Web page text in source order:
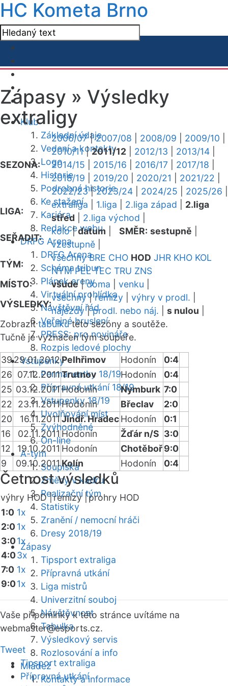
HC Kometa Brno
Klub
Základní údaje
Vedení a kontakty
Logo
Historie
Podrobná historie
Ke stažení
Kariéra
Redakce webu
DRFG Arena
DRFG Arena
Schéma tribun
Plánek areny
Virtuální prohlídka
Návštěvní řád
Veřejné bruslení
PRESS: pro novináře
Rozpis ledové plochy
Vstupenky
Permanentky 18/19
Přípravná utkání 18/19
Vstupenky 18/19
Uvolňování míst
Zvýhodněné
On-line
A-tým
Soupiska
Změny v kádru
Realizační tým
Statistiky
Zranění / nemocní hráči
Dresy 2018/19
Zápasy
Tipsport extraliga
Přípravná utkání
Liga mistrů
Univerzitní souboj
Návštěvnost
Tabulka
Výsledkový servis
Rozlosování a info
Mládež
Kontakty a informace
Zápasy » Výsledky
extraligy
SEZONA:
2006/07|2007/08 2008/09 2009/10
2010/11|2011/12 2012/13 2013/14
2014/15
2015/16 2016/17 2017/18
2018/19
2019/20 2020/21 2021/22
2022/23|2023/24 2024/25 2025/26
LIGA:
extraliga 1.liga 2.liga západ
2.liga
střed
2.liga východ
SEŘADIT:
kolo|datum SMĚR: sestupně
vzestupně
TÝM:
všechny BRE CHO HOD JHR KHO KOL
NYM PEL TEC TRU ZNS
MÍSTO:
všude|doma venku
VÝSLEDKY:
všechny|remízy výhry v prodl.
nájezdy|prodl. nebo náj. s nulou
Zobrazittabulkutéto sezóny a soutěže.
Tučně je vyznačen tým soupeře.
3929.01.2012Pelhřimov Hodonín
0:4
26 07.12.2011Trutnov Hodonín
0:4
25 03.12.2011Hodonín Nymburk 7:0
22
23.11.2011Hodonín Břeclav
2:0
20
16.11.2011Jindř. HradecHodonín
0:1
16
02.11.2011 Hodonín Žďár n/S 3:0
12
19.10.2011 Hodonín Chotěboř9:0
9
09.10.2011Kolín Hodonín 0:4
Četnost výsledků
výhry HOD |remízy |prohry HOD
1:0 1x
2:01x
3:01x
4:03x
7:0 1x
9:01x
Vaše připomínky k této stránce uvítáme na
webmaster@esports.cz.
Tweet
Tipsport extraliga
Přípravná utkání